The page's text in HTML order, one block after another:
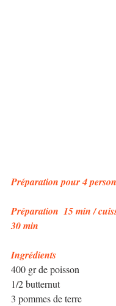
Préparation pour 4
Préparation  15 min /
30 min
Ingrédients
400 gr de poisson
1/2 butternut
3 pommes de terre